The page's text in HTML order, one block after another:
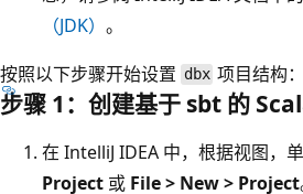
（JDK） 。
按照以下步骤开始设置 dbx 项目结构：
步骤 1：创建基于 sbt 的
在 IntelliJ IDEA 中，根据视图，
Project 或 File > New > Project